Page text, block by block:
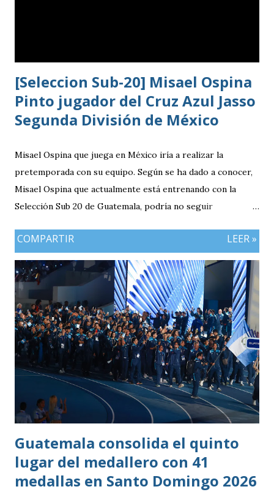
[Seleccion Sub-20] Misael Ospina
Pinto jugador del Cruz Azul Jasso
Segunda División de México
Misael Ospina que juega en México iría a realizar la
pretemporada con su equipo. Según se ha dado a conocer,
Misael Ospina que actualmente está entrenando con la
Selección Sub 20 de Guatemala, podría no seguir
Cruz Azul de México iniciará a realizar su pretemporada.
Bio Ospina, de madre guatemalteca y padre colombiano,
vivía en Estados Unidos antes de ir a ser una prueba a la
filial del Cruz Azul de México, club al que se vinculó tras
destacar en una gira en Europa. Misael Ospina Pinto Lugar
y fecha de nacimiento: Barberena, Santa Rosa, 29 de julio
1996 Posición: Volante por derecha Peso: 143 libras
Estatura: 1.75 metros Equipo: Cruz Azul de Segunda
División de México Estudios: Quinto bachillerato en México
via. luchosolares.blogspot.com
COMPARTIR LEER »
Guatemala consolida el quinto
lugar del medallero con 41
medallas en Santo Domingo 2026